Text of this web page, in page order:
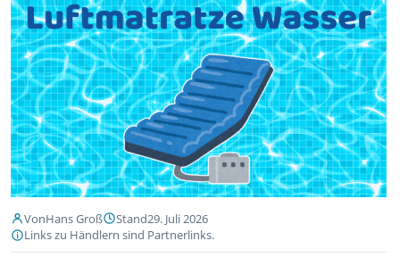
VonHans Groß Stand29. Juli 2026
Links zu Händlern sind Partnerlinks.